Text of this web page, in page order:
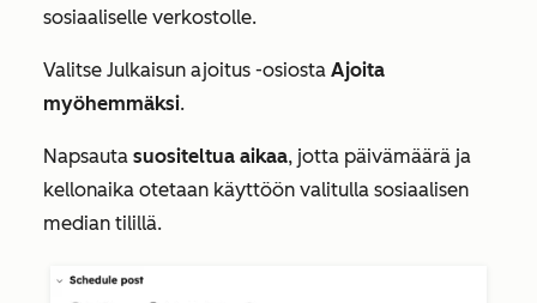
sosiaaliselle verkostolle.
Valitse Julkaisun ajoitus -osiosta Ajoita
myöhemmäksi.
Napsauta suositeltua aikaa, jotta päivämäärä ja
kellonaika otetaan käyttöön valitulla sosiaalisen
median tilillä.